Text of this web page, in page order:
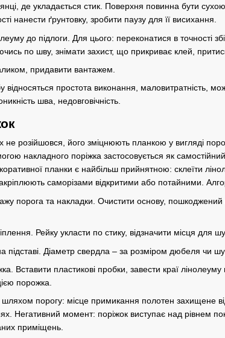
де укладається стик. Поверхня повинна бути
нанести ґрунтовку, зробити паузу для її висихання.
до підлоги. Для цього: переконатися в точності
по шву, знімати захист, що прикриває клей,
придавити вантажем.
відносяться простота виконання, маловитратність,
шва, недовговічність.
не розійшовся, його зміцнюють планкою у вигляді
накладного поріжка застосовується як
планки є найбільш прийнятною: склеїти
саморізами відкритими або потайними.
порога та накладки. Очистити основу,
Рейку укласти по стику, відзначити місця для
підставі. Діаметр свердла – за розміром дюбеля чи
Вставити пластикові пробки, завести краї
порожка.
порогу: місце примикання полотен захищене
Негативний момент: поріжок виступає над рівнем
приміщень.